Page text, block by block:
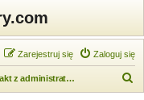
Zaloguj się
Zarejestruj się
Kontakt z administratorem witryny